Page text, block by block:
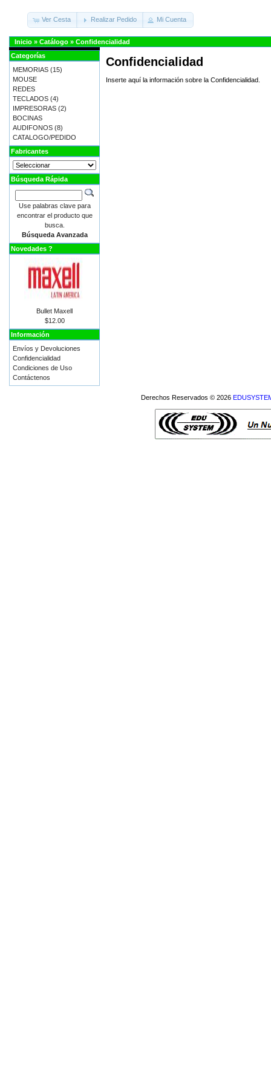
Ver Cesta Realizar Pedido Mi Cuenta
Inicio » Catálogo » Confidencialidad
Confidencialidad
Inserte aquí la información sobre la Confidencialidad.
Categorías
MEMORIAS (15)
MOUSE
REDES
TECLADOS (4)
IMPRESORAS (2)
BOCINAS
AUDIFONOS (8)
CATALOGO/PEDIDO
Fabricantes
Búsqueda Rápida
Use palabras clave para
encontrar el producto que
busca.
Búsqueda Avanzada
Novedades ?
Bullet Maxell
$12.00
Información
Envíos y Devoluciones
Confidencialidad
Condiciones de Uso
Contáctenos
Derechos Reservados © 2026